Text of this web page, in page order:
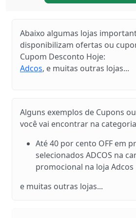
Abaixo algumas lojas
disponibilizam ofertas ou
Cupom Desconto Hoje:
Adcos, e muitas outras lojas...
Alguns exemplos de Cupons
você vai encontrar na
Até 40 por cento OFF em
selecionados ADCOS na
promocional na loja Adcos
e muitas outras lojas...